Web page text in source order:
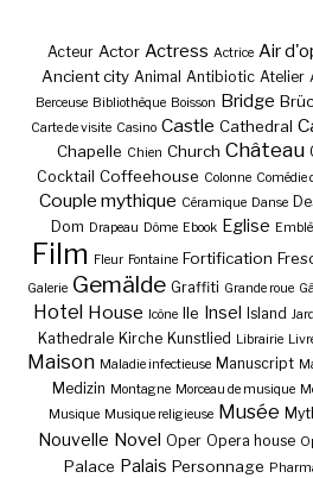
Acteur Actor Actress Actrice Air
Ancient city Animal Antibiotic Atelier
Berceuse Bibliothèque Boisson Bridge
Carte de visite Casino Castle Cathedral
Chapelle Chien Church Château
Cocktail Coffeehouse Colonne Comédie
Couple mythique Céramique Danse
Dom Drapeau Dôme Ebook Eglise
Film Fleur Fontaine Fortification
Galerie Gemälde Graffiti Grande roue
Hotel House Icône Ile Insel Island
Kathedrale Kirche Kunstlied Librairie
Maison Maladie infectieuse Manuscript
Medizin Montagne Morceau de musique
Musique Musique religieuse Musée
Nouvelle Novel Oper Opera house
Palace Palais Personnage